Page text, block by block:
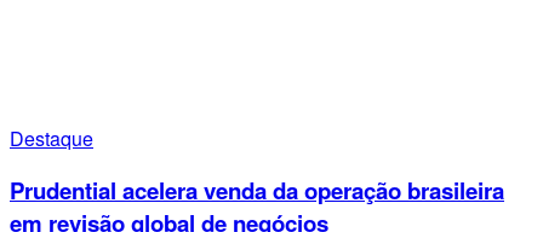
Destaque
Prudential acelera venda da operação brasileira
em revisão global de negócios